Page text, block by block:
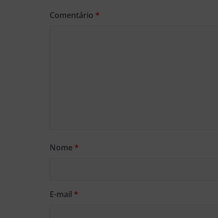
Comentário *
Nome *
E-mail *